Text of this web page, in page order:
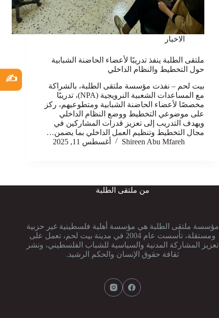
الاخبار
ملتقى الطلبة ينفذ تدريبًا لأعضاء الحاضنة الشبابية
حول التخطيط والنظام الداخلي
بيت لحم – نفذت مؤسسة ملتقى الطلبة، بالشراكة
مع المساعدات الشعبية النرويجية (NPA)، تدريبًا
مخصصًا لأعضاء الحاضنة الشبابية ومتطوعيهم، ركز
على موضوعي التخطيط ووضع النظام الداخلي
ويهدف التدريب إلى تعزيز قدرات المشاركين في
مجال التخطيط وتنظيم العمل الداخلي بما يضمن…
Shireen Abu Mfareh
أغسطس 11, 2025
من ملتقى الطلبة
مؤسسة ملتقى الطلبة هي مؤسسة أهلية فلسطينية غير حزبية
ومستقلة، تأسست عام 2004 في مدينة بيت لحم، تعمل على
تعزيز المشاركة المدنية والسياسية للشباب الفلسطيني، ونشر
ثقافة حقوق الإنسان والحكم الرشيد.
✍️